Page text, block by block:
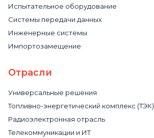
Испытательное оборудование
Системы передачи данных
Инженерные системы
Импортозамещение
Отрасли
Универсальные решения
Топливно-энергетический комплекс (ТЭК)
Радиоэлектронная отрасль
Телекоммуникации и ИТ